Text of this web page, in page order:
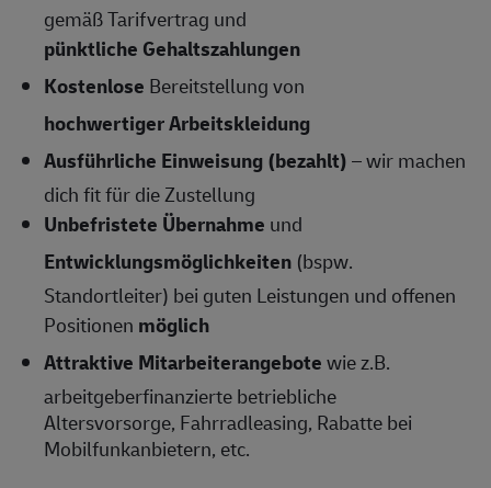
gemäß Tarifvertrag und
pünktliche Gehaltszahlungen
Kostenlose Bereitstellung von
hochwertiger Arbeitskleidung
Ausführliche Einweisung (bezahlt)– wir machen
dich fit für die Zustellung
Unbefristete Übernahme und
Entwicklungsmöglichkeiten (bspw.
Standortleiter) bei guten Leistungen und offenen
Positionen möglich
Attraktive Mitarbeiterangebotewie z.B.
arbeitgeberfinanzierte betriebliche
Altersvorsorge, Fahrradleasing, Rabatte bei
Mobilfunkanbietern, etc.